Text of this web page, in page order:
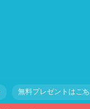
無料プレゼントはこ